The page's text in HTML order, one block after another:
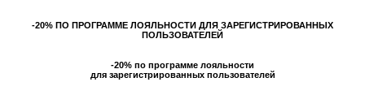
-20% ПО ПРОГРАММЕ ЛОЯЛЬНОСТИ ДЛЯ ЗАРЕГИСТРИРОВАННЫХ
ПОЛЬЗОВАТЕЛЕЙ
-20% по программе лояльности
для зарегистрированных пользователей